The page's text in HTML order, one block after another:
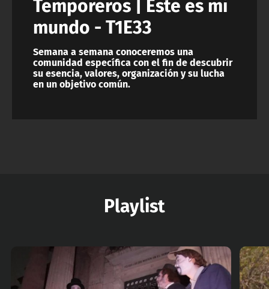
mundo - T1E33
Semana a semana conoceremos una
comunidad específica con el fin de descubrir
su esencia, valores, organización y su lucha
en un objetivo común.
Playlist